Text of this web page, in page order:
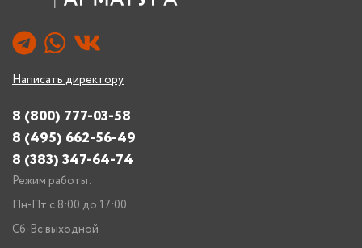
Написать директору
8 (800) 777-03-58
8 (495) 662-56-49
8 (383) 347-64-74
Режим работы:
Пн-Пт с 8:00 до 17:00
Сб-Вс выходной